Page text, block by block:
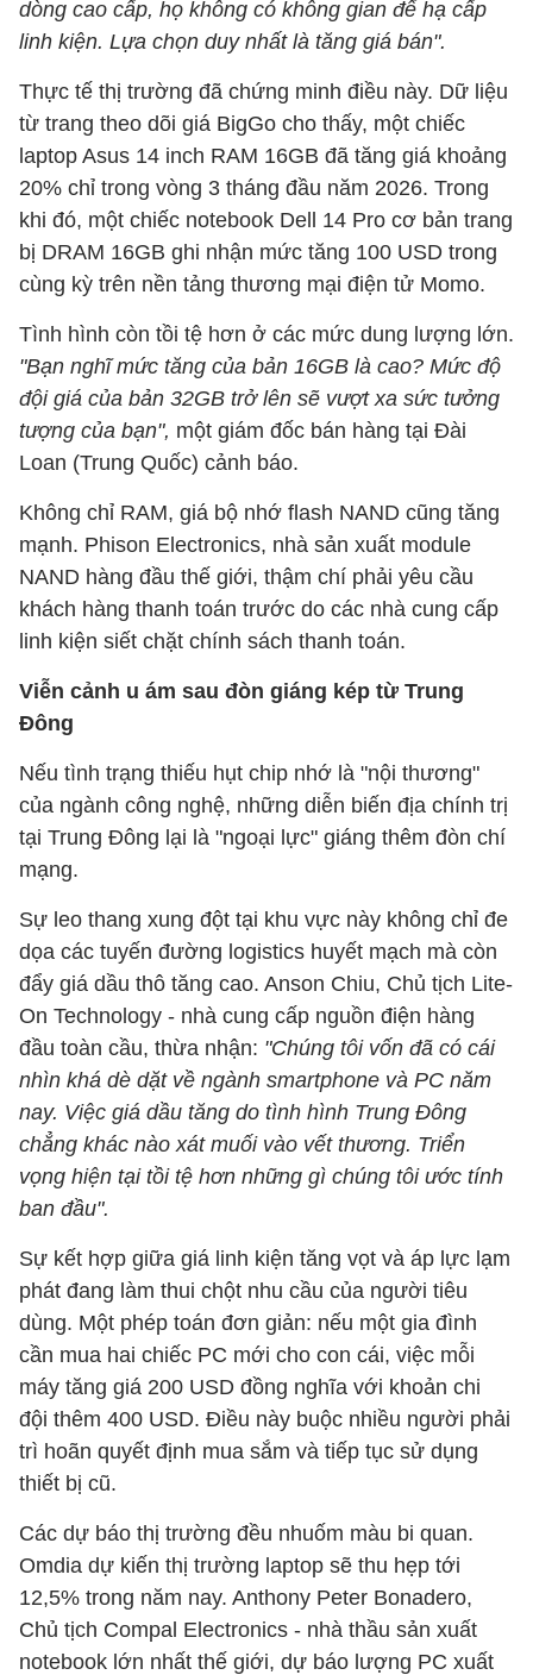
dòng cao cấp, họ không có không gian để hạ cấp
linh kiện. Lựa chọn duy nhất là tăng giá bán".
Thực tế thị trường đã chứng minh điều này. Dữ liệu
từ trang theo dõi giá BigGo cho thấy, một chiếc
laptop Asus 14 inch RAM 16GB đã tăng giá khoảng
20% chỉ trong vòng 3 tháng đầu năm 2026. Trong
khi đó, một chiếc notebook Dell 14 Pro cơ bản trang
bị DRAM 16GB ghi nhận mức tăng 100 USD trong
cùng kỳ trên nền tảng thương mại điện tử Momo.
Tình hình còn tồi tệ hơn ở các mức dung lượng lớn.
"Bạn nghĩ mức tăng của bản 16GB là cao? Mức độ
đội giá của bản 32GB trở lên sẽ vượt xa sức tưởng
tượng của bạn", một giám đốc bán hàng tại Đài
Loan (Trung Quốc) cảnh báo.
Không chỉ RAM, giá bộ nhớ flash NAND cũng tăng
mạnh. Phison Electronics, nhà sản xuất module
NAND hàng đầu thế giới, thậm chí phải yêu cầu
khách hàng thanh toán trước do các nhà cung cấp
linh kiện siết chặt chính sách thanh toán.
Viễn cảnh u ám sau đòn giáng kép từ Trung
Đông
Nếu tình trạng thiếu hụt chip nhớ là "nội thương"
của ngành công nghệ, những diễn biến địa chính trị
tại Trung Đông lại là "ngoại lực" giáng thêm đòn chí
mạng.
Sự leo thang xung đột tại khu vực này không chỉ đe
dọa các tuyến đường logistics huyết mạch mà còn
đẩy giá dầu thô tăng cao. Anson Chiu, Chủ tịch Lite-
On Technology - nhà cung cấp nguồn điện hàng
đầu toàn cầu, thừa nhận: "Chúng tôi vốn đã có cái
nhìn khá dè dặt về ngành smartphone và PC năm
nay. Việc giá dầu tăng do tình hình Trung Đông
chẳng khác nào xát muối vào vết thương. Triển
vọng hiện tại tồi tệ hơn những gì chúng tôi ước tính
ban đầu".
Sự kết hợp giữa giá linh kiện tăng vọt và áp lực lạm
phát đang làm thui chột nhu cầu của người tiêu
dùng. Một phép toán đơn giản: nếu một gia đình
cần mua hai chiếc PC mới cho con cái, việc mỗi
máy tăng giá 200 USD đồng nghĩa với khoản chi
đội thêm 400 USD. Điều này buộc nhiều người phải
trì hoãn quyết định mua sắm và tiếp tục sử dụng
thiết bị cũ.
Các dự báo thị trường đều nhuốm màu bi quan.
Omdia dự kiến thị trường laptop sẽ thu hẹp tới
12,5% trong năm nay. Anthony Peter Bonadero,
Chủ tịch Compal Electronics - nhà thầu sản xuất
notebook lớn nhất thế giới, dự báo lượng PC xuất